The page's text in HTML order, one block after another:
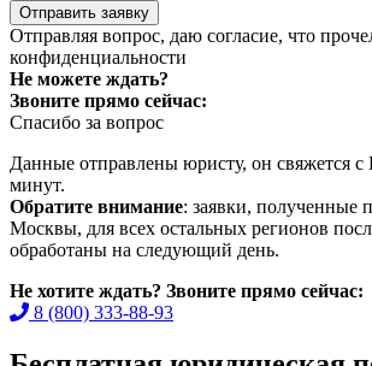
Отправить заявку
Отправляя вопрос, даю согласие, что
конфиденциальности
Не можете ждать?
Звоните прямо сейчас:
Спасибо за вопрос
Данные отправлены юристу, он свяжется с
минут.
Обратите внимание: заявки, полученные
Москвы, для всех остальных регионов
обработаны на следующий день.
Не хотите ждать? Звоните прямо сейчас:
8 (800) 333-88-93